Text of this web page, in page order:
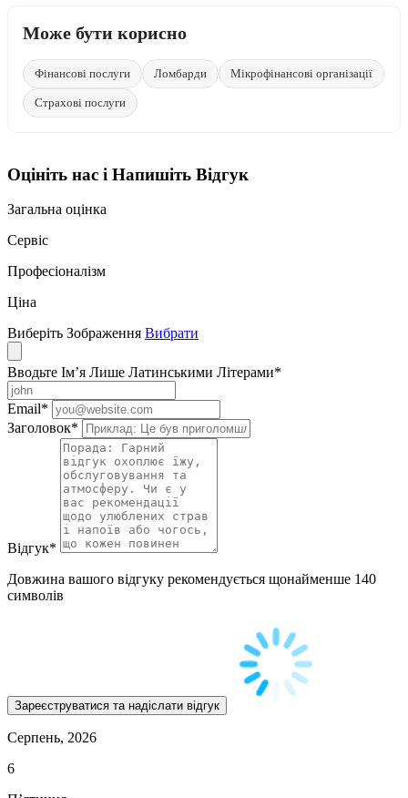
Може бути корисно
Фінансові послуги Ломбарди Мікрофінансові організації
Страхові послуги
Оцініть нас і Напишіть Відгук
Загальна оцінка
Сервіс
Професіоналізм
Ціна
Виберіть Зображення Вибрати
Вводьте Ім’я Лише Латинськими Літерами*
Email*
Заголовок*
Відгук*
Довжина вашого відгуку рекомендується щонайменше 140
символів
Серпень, 2026
6